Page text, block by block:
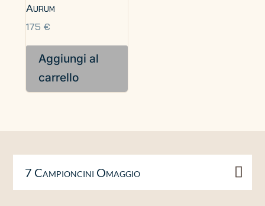
Aurum
175 €
Aggiungi al
carrello
7 Campioncini Omaggio